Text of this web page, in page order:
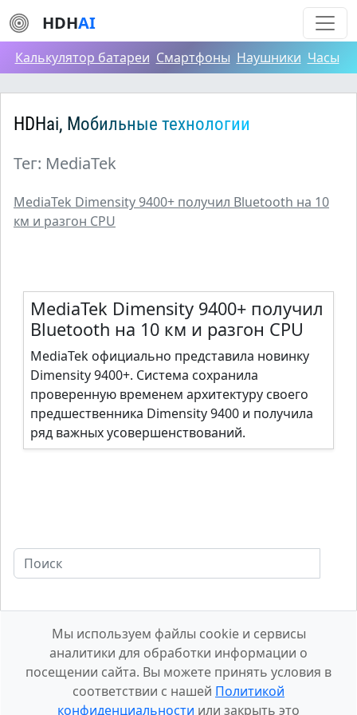
HDHAI
Калькулятор батареи Смартфоны Наушники Часы
HDHai, Мобильные технологии
Тег: MediaTek
MediaTek Dimensity 9400+ получил Bluetooth на 10
км и разгон CPU
MediaTek Dimensity 9400+ получил
Bluetooth на 10 км и разгон CPU
MediaTek официально представила новинку
Dimensity 9400+. Система сохранила
проверенную временем архитектуру своего
предшественника Dimensity 9400 и получила
ряд важных усовершенствований.
Мы используем файлы cookie и сервисы
аналитики для обработки информации о
посещении сайта. Вы можете принять условия в
соответствии с нашей Политикой
конфиденциальности или закрыть это